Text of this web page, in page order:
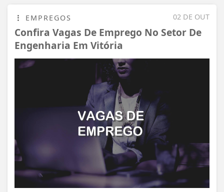
02 DE OUT
EMPREGOS
Confira Vagas De Emprego No Setor De
Engenharia Em Vitória